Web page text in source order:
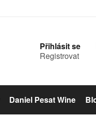
Přihlásit se
Registrovat
Daniel Pesat Wine